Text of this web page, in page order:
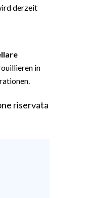
derzeit
in
riservata